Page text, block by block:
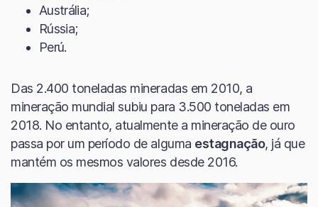
Austrália;
Rússia;
Perú.
Das 2.400 toneladas mineradas em 2010, a
mineração mundial subiu para 3.500 toneladas em
2018. No entanto, atualmente a mineração de ouro
passa por um período de alguma estagnação, já que
mantém os mesmos valores desde 2016.